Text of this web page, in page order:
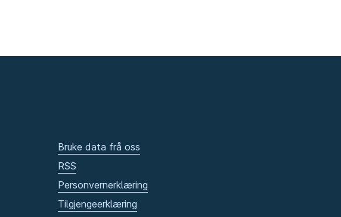
Bruke data frå oss
RSS
Personvernerklæring
Tilgjengeerklæring